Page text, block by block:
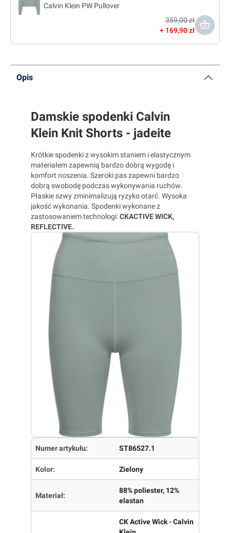
Calvin Klein PW Pullover
359,00 zł
169,90 zł
Opis
Damskie spodenki Calvin
Klein Knit Shorts - jadeite
Krótkie spodenki z wysokim staniem i elastycznym
materiałem zapewnią bardzo dobrą wygodę i
komfort noszenia. Szeroki pas zapewni bardzo
dobrą swobodę podczas wykonywania ruchów.
Płaskie szwy zminimalizują ryzyko otarć. Wysoka
jakość wykonania. Spodenki wykonane z
zastosowaniem technologi:CKACTIVE WICK,
REFLECTIVE.
Numer artykułu: ST86527.1
Kolor: Zielony
Materiał:
88% poliester, 12%
elastan
CK Active Wick - Calvin